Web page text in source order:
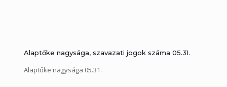
Alaptőke nagysága, szavazati jogok száma 05.31.
Alaptőke nagysága 05.31.